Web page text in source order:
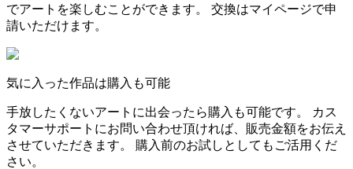
でアートを楽しむことができます。 交換はマイページで申
請いただけます。
気に入った作品は購入も可能
手放したくないアートに出会ったら購入も可能です。 カス
タマーサポートにお問い合わせ頂ければ、販売金額をお伝え
させていただきます。 購入前のお試しとしてもご活用くだ
さい。